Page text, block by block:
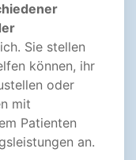
Sie stellen
können, ihr
oder
mit
Patienten
an.